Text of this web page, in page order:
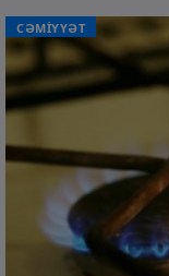
CƏMİYYƏT